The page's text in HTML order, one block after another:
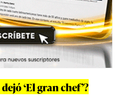
‘El gran chef’?